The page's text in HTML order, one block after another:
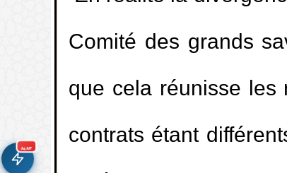
جديد
جديد الموقع!
⚡سرعة فائقة
تصميم جديد كلياً
Comité des grands
que cela réunisse
contrats étant